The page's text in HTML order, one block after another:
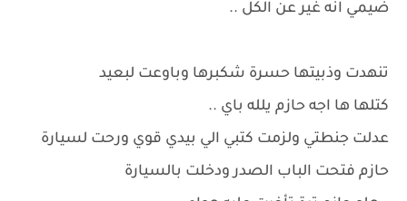
ضيمي انه غير عن الكل ..
تنهدت وذبيتها حسرة شكبرها وباوعت لبعيد
كتلها ها اجه حازم يلله باي ..
عدلت جنطتي ولزمت كتبي الي بيدي قوي ورحت لسيارة
حازم فتحت الباب الصدر ودخلت بالسيارة